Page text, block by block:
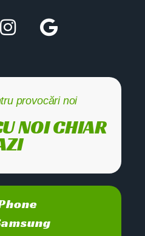
provocări noi
NOI CHIAR